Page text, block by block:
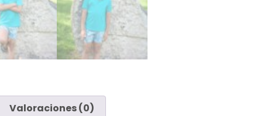
Valoraciones (0)